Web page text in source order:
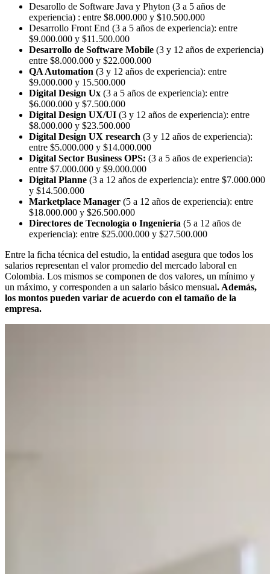
Desarollo de Software Java y Phyton (3 a 5 años de
experiencia) : entre $8.000.000 y $10.500.000
Desarrollo Front End (3 a 5 años de experiencia): entre
$9.000.000 y $11.500.000
Desarrollo de Software Mobile (3 y 12 años de experiencia)
entre $8.000.000 y $22.000.000
QA Automation (3 y 12 años de experiencia): entre
$9.000.000 y 15.500.000
Digital Design Ux (3 a 5 años de experiencia): entre
$6.000.000 y $7.500.000
Digital Design UX/UI (3 y 12 años de experiencia): entre
$8.000.000 y $23.500.000
Digital Design UX research (3 y 12 años de experiencia):
entre $5.000.000 y $14.000.000
Digital Sector Business OPS: (3 a 5 años de experiencia):
entre $7.000.000 y $9.000.000
Digital Planne (3 a 12 años de experiencia): entre $7.000.000
y $14.500.000
Marketplace Manager (5 a 12 años de experiencia): entre
$18.000.000 y $26.500.000
Directores de Tecnología o Ingeniería (5 a 12 años de
experiencia): entre $25.000.000 y $27.500.000
Entre la ficha técnica del estudio, la entidad asegura que todos los
salarios representan el valor promedio del mercado laboral en
Colombia. Los mismos se componen de dos valores, un mínimo y
un máximo, y corresponden a un salario básico mensual. Además,
los montos pueden variar de acuerdo con el tamaño de la
empresa.